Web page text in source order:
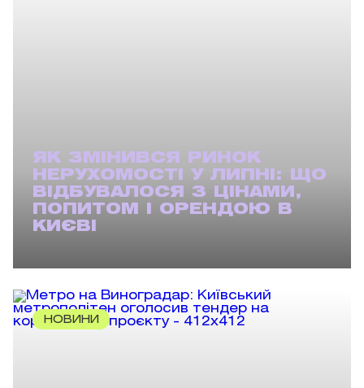
ЯК ЗМІНИВСЯ РИНОК
НЕРУХОМОСТІ У ЛИПНІ: ЩО
ВІДБУВАЛОСЯ З ЦІНАМИ,
ПОПИТОМ І ОРЕНДОЮ В
КИЄВІ
НОВИНИ